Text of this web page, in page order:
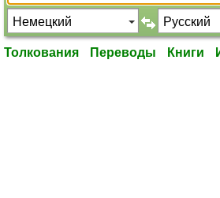
Толкования Переводы Книги